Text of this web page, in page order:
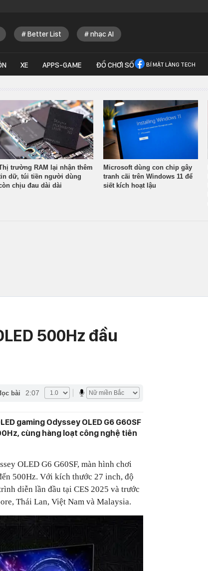
Better List nhạc AI
XE APPS-GAME ĐỒ CHƠI SỐ BÍ MẬT LÀNG TECH
trường RAM lại nhận thêm
dữ, túi tiền người dùng
chịu đau dài dài
Microsoft dùng con chip gây
tranh cãi trên Windows 11 để
siết kích hoạt lậu
500Hz đầu
bài 2:07
gaming Odyssey OLED G6 G60SF
cùng hàng loạt công nghệ tiên
OLED G6 G60SF, màn hình chơi
500Hz. Với kích thước 27 inch, độ
diễn lần đầu tại CES 2025 và trước
Thái Lan, Việt Nam và Malaysia.